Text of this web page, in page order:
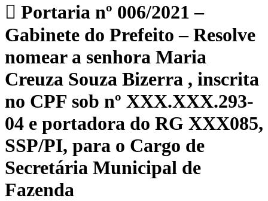
Portaria nº 006/2021 –
Gabinete do Prefeito – Resolve
nomear a senhora Maria
Creuza Souza Bizerra , inscrita
no CPF sob nº XXX.XXX.293-
04 e portadora do RG XXX085,
SSP/PI, para o Cargo de
Secretária Municipal de
Fazenda